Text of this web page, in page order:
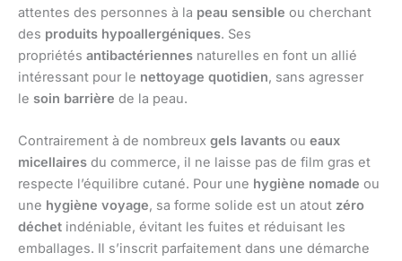
attentes des personnes à la peau sensible ou cherchant
des produits hypoallergéniques. Ses
propriétés antibactériennes naturelles en font un allié
intéressant pour le nettoyage quotidien, sans agresser
le soin barrière de la peau.
Contrairement à de nombreux gels lavants ou eaux
micellaires du commerce, il ne laisse pas de film gras et
respecte l’équilibre cutané. Pour une hygiène nomade ou
une hygiène voyage, sa forme solide est un atout zéro
déchet indéniable, évitant les fuites et réduisant les
emballages. Il s’inscrit parfaitement dans une démarche